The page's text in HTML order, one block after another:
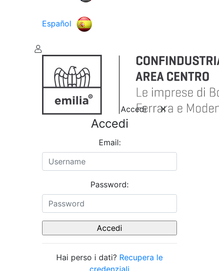
Español
Accedi
Accedi
Email:
Password:
Hai perso i dati? Recupera le
credenziali